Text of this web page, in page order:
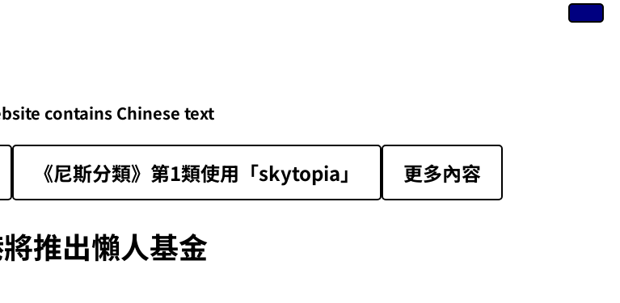
contains Chinese text
《尼斯分類》第1類‌使用「skytopia」 更多內容
推出懶人基金